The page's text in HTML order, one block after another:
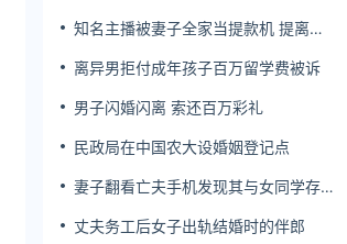
知名主播被妻子全家当提款机 提离婚
离异男拒付成年孩子百万留学费被诉
男子闪婚闪离 索还百万彩礼
民政局在中国农大设婚姻登记点
妻子翻看亡夫手机发现其与女同学存婚
丈夫务工后女子出轨结婚时的伴郎